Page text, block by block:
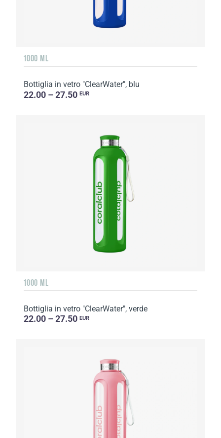
1000 ML
Bottiglia in vetro "ClearWater", blu
22.00 – 27.50 EUR
1000 ML
Bottiglia in vetro "ClearWater", verde
22.00 – 27.50 EUR